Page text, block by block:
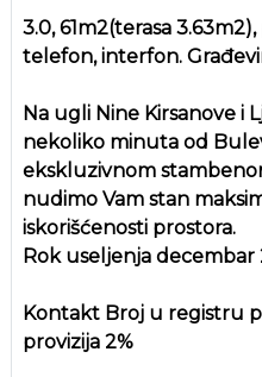
3.0, 61m2(terasa
telefon, interfon.
Na ugli Nine Kirsanove i
nekoliko minuta od
ekskluzivnom
nudimo Vam stan
iskorišćenosti prostora.
Rok useljenja decembar
Kontakt Broj u registru
provizija 2%